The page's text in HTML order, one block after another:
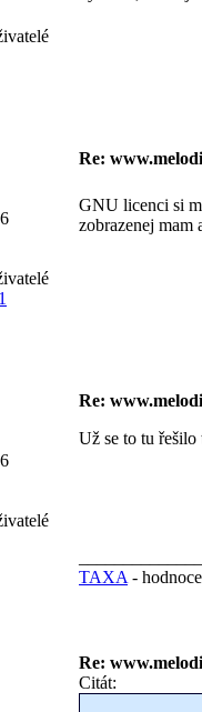
Re:
GNU licenci si
zobrazenej mam
Re:
Už se to tu
TAXA -
Re:
Citát: